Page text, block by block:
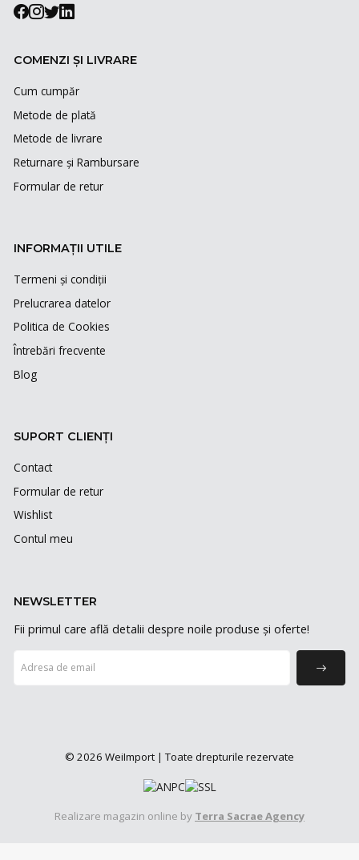
COMENZI ȘI LIVRARE
Cum cumpăr
Metode de plată
Metode de livrare
Returnare și Rambursare
Formular de retur
INFORMAȚII UTILE
Termeni și condiții
Prelucrarea datelor
Politica de Cookies
Întrebări frecvente
Blog
SUPORT CLIENȚI
Contact
Formular de retur
Wishlist
Contul meu
NEWSLETTER
Fii primul care află detalii despre noile produse și oferte!
© 2026 WeiImport | Toate drepturile rezervate
Realizare magazin online by Terra Sacrae Agency